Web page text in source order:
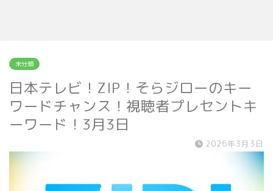
未分類
日本テレビ！ZIP！そらジローのキー
ワードチャンス！視聴者プレセントキ
ーワード！3月3日
2026年3月3日